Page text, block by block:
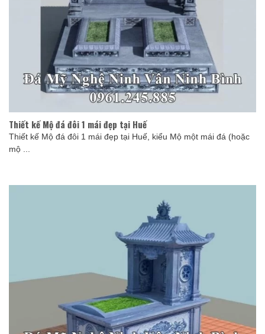
Thiết kế Mộ đá đôi 1 mái đẹp tại Huế
Thiết kế Mộ đá đôi 1 mái đẹp tại Huế, kiểu Mộ một mái đá (hoặc
mộ ...